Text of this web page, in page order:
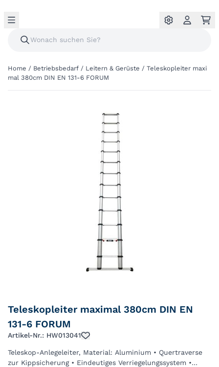
Home / Betriebsbedarf / Leitern & Gerüste / Teleskopleiter maxi
mal 380cm DIN EN 131-6 FORUM
Teleskopleiter maximal 380cm DIN EN
131-6 FORUM
Artikel-Nr.: HW013041
Teleskop-Anlegeleiter, Material: Aluminium • Quertraverse
zur Kippsicherung • Eindeutiges Verriegelungssystem •